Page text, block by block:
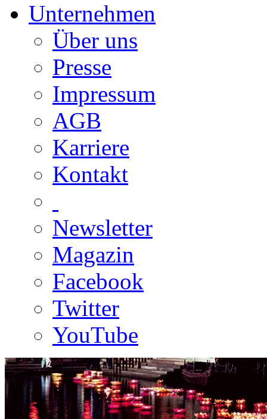
Unternehmen
Über uns
Presse
Impressum
AGB
Karriere
Kontakt
Newsletter
Magazin
Facebook
Twitter
YouTube